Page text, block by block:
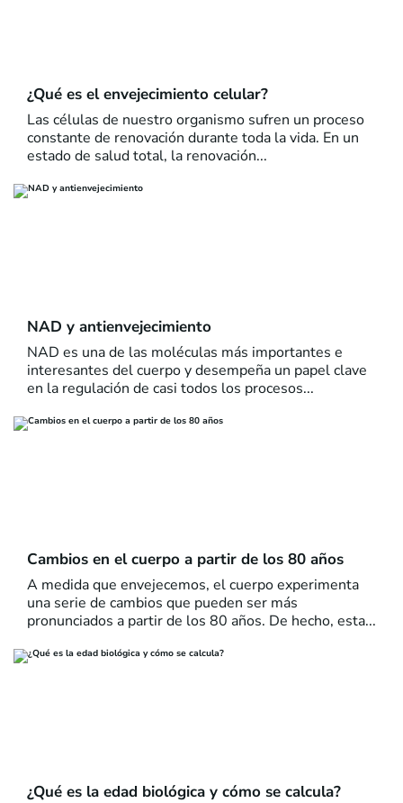
¿Qué es el envejecimiento celular?
Las células de nuestro organismo sufren un proceso
constante de renovación durante toda la vida. En un
estado de salud total, la renovación...
NAD y antienvejecimiento
NAD es una de las moléculas más importantes e
interesantes del cuerpo y desempeña un papel clave
en la regulación de casi todos los procesos...
Cambios en el cuerpo a partir de los 80 años
A medida que envejecemos, el cuerpo experimenta
una serie de cambios que pueden ser más
pronunciados a partir de los 80 años. De hecho, esta...
¿Qué es la edad biológica y cómo se calcula?